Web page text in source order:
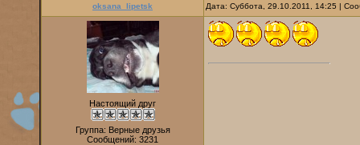
oksana_lipetsk Дата: Суббота, 29.10.2011, 14:25 |
Настоящий друг
Группа: Верные друзья
Сообщений: 3231